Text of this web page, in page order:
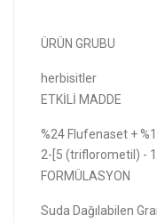
ÜRÜN GRUBU
herbisitler
ETKİLİ MADDE
%24 Flufenaset +
2-[5 (triflorometil) -
FORMÜLASYON
Suda Dağılabilen